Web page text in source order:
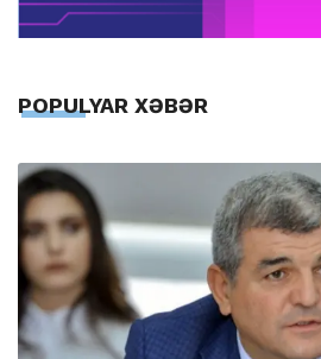
POPULYAR XƏBƏR